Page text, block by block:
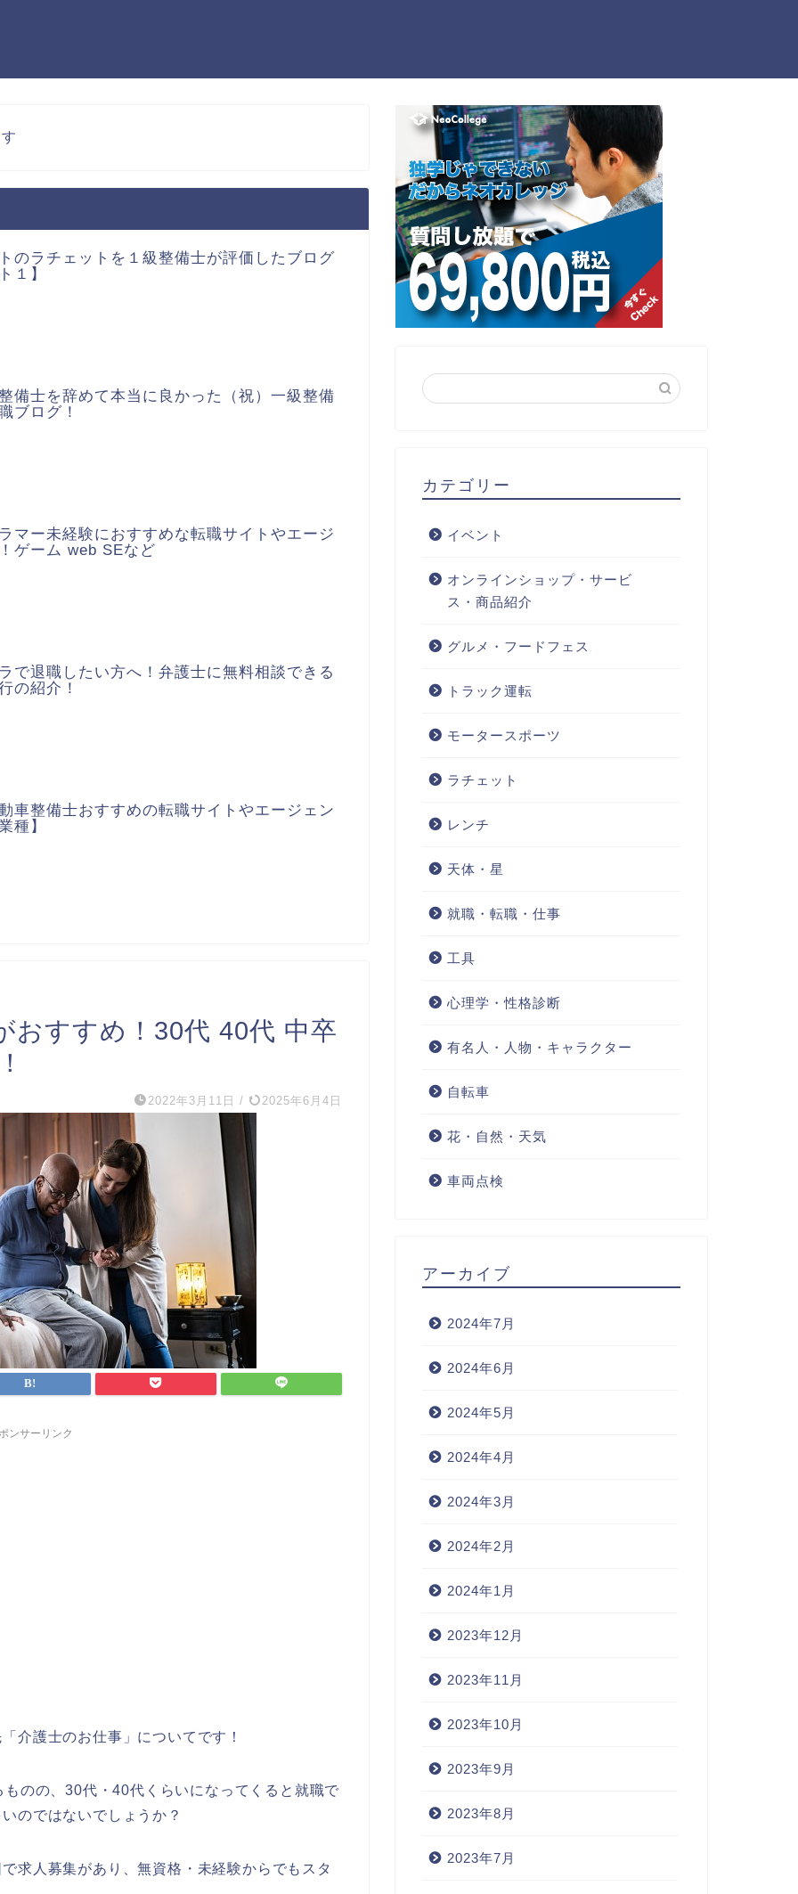
のラチェットを１級整備士が評価したブログ
１】
備士を辞めて本当に良かった（祝）一級整備
ブログ！
マー未経験におすすめな転職サイトやエージ
ゲーム web SEなど
で退職したい方へ！弁護士に無料相談できる
の紹介！
車整備士おすすめの転職サイトやエージェン
種】
おすすめ！30代 40代 中卒
2022年3月11日 / 2025年6月4日
ンサーリンク
介護士のお仕事」についてです！
のの、30代・40代くらいになってくると就職で
のではないでしょうか？
求人募集があり、無資格・未経験からでもスタ
カテゴリー
イベント
オンラインショップ・サービ
ス・商品紹介
グルメ・フードフェス
トラック運転
モータースポーツ
ラチェット
レンチ
天体・星
就職・転職・仕事
工具
心理学・性格診断
有名人・人物・キャラクター
自転車
花・自然・天気
車両点検
アーカイブ
2024年7月
2024年6月
2024年5月
2024年4月
2024年3月
2024年2月
2024年1月
2023年12月
2023年11月
2023年10月
2023年9月
2023年8月
2023年7月